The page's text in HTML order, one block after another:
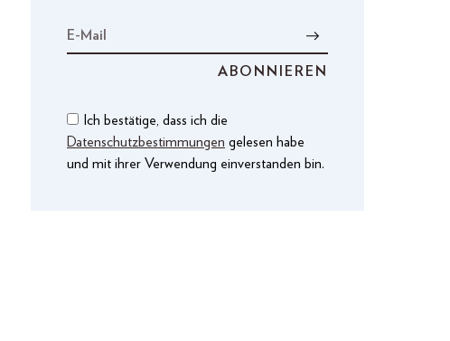
Ich bestätige, dass ich die
Datenschutzbestimmungen gelesen habe
und mit ihrer Verwendung einverstanden bin.